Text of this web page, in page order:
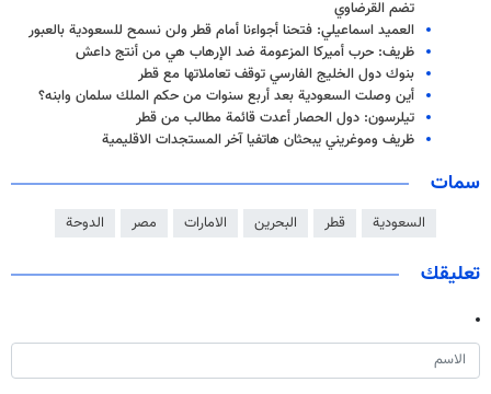
تضم القرضاوي
العميد اسماعيلي: فتحنا أجواءنا أمام قطر ولن نسمح للسعودية بالعبور
ظريف: حرب أميركا المزعومة ضد الإرهاب هي من أنتج داعش
بنوك دول الخليج الفارسي توقف تعاملاتها مع قطر
أين وصلت السعودية بعد أربع سنوات من حكم الملك سلمان وابنه؟
تيلرسون: دول الحصار أعدت قائمة مطالب من قطر
ظريف وموغريني يبحثان هاتفيا آخر المستجدات الاقليمية
سمات
السعودية قطر البحرين الامارات مصر الدوحة
تعليقك